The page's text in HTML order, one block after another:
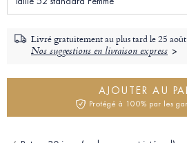
Livré gratuitement au plus tard le25
Nos suggestions en livraison express
AJOUTER AU
Protégé à 100% par les